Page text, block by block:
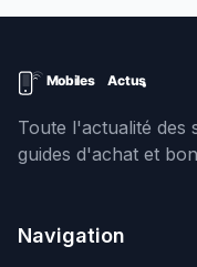
Toute l'actualité des
guides d'achat et
Navigation